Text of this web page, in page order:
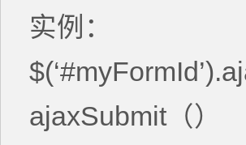
实例：
ajaxSubmit（）